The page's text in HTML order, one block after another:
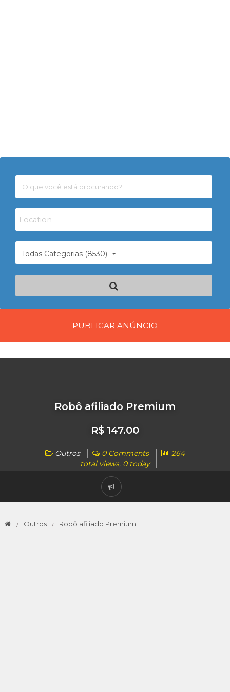
Todas Categorias (8530)
PUBLICAR ANÚNCIO
Robô afiliado Premium
R$ 147.00
Outros 0 Comments
264
total views, 0 today
Outros Robô afiliado Premium